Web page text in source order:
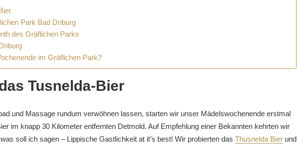
Park Bad Driburg
des Gräflichen Parks
im Gräflichen Park?
Tusnelda-Bier
und Massage rundum verwöhnen lassen, starten wir unser Mädelswochenende erstmal
im knapp 30 Kilometer entfernten Detmold. Auf Empfehlung einer Bekannten kehrten wir
soll ich sagen – Lippische Gastlichkeit at it’s best! Wir probierten das Thusnelda Bier und